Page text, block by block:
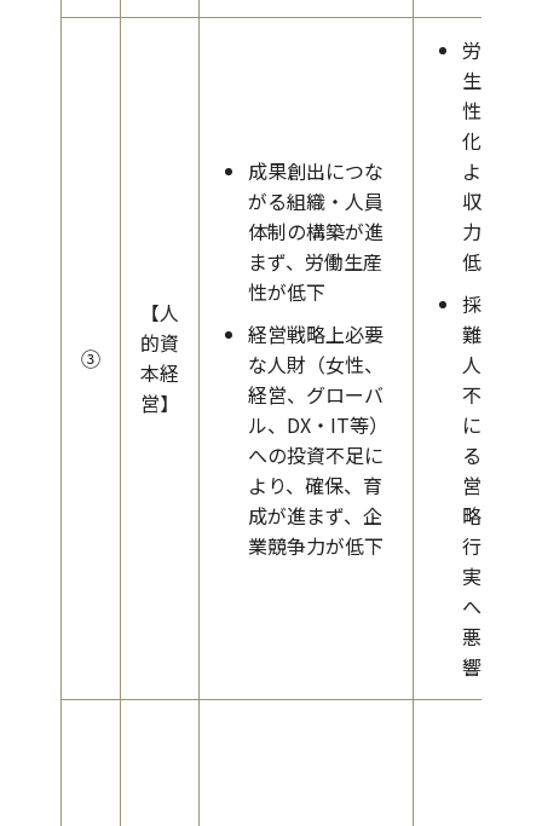
③
【人
的資
本経
営】
成果創出につな
がる組織・人員
体制の構築が進
まず、労働生産
性が低下
経営戦略上必要
な人財（女性、
経営、グローバ
ル、DX・IT等）
への投資不足に
より、確保、育
成が進まず、企
業競争力が低下
労働
生産
性悪
化に
よる
収益
力の
低下
採用
難、
人財
不足
によ
る経
営戦
略実
行・
実現
への
悪影
響